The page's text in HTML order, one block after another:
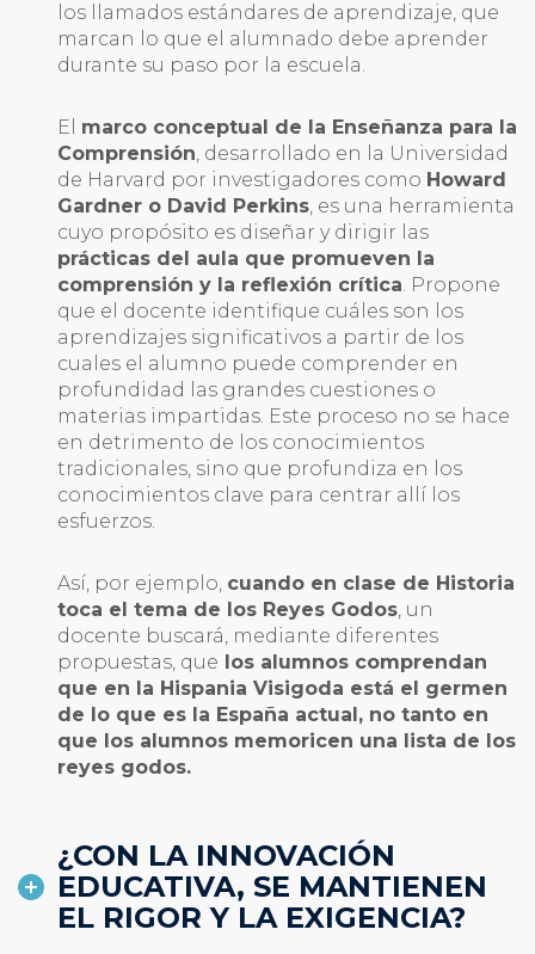
los llamados estándares de aprendizaje, que
marcan lo que el alumnado debe aprender
durante su paso por la escuela.
El marco conceptual de la Enseñanza para la
Comprensión, desarrollado en la Universidad
de Harvard por investigadores como Howard
Gardner o David Perkins, es una herramienta
cuyo propósito es diseñar y dirigir las
prácticas del aula que promueven la
comprensión y la reflexión crítica. Propone
que el docente identifique cuáles son los
aprendizajes significativos a partir de los
cuales el alumno puede comprender en
profundidad las grandes cuestiones o
materias impartidas. Este proceso no se hace
en detrimento de los conocimientos
tradicionales, sino que profundiza en los
conocimientos clave para centrar allí los
esfuerzos.
Así, por ejemplo, cuando en clase de Historia
toca el tema de los Reyes Godos, un
docente buscará, mediante diferentes
propuestas, que los alumnos comprendan
que en la Hispania Visigoda está el germen
de lo que es la España actual, no tanto en
que los alumnos memoricen una lista de los
reyes godos.
¿CON LA INNOVACIÓN
EDUCATIVA, SE MANTIENEN
EL RIGOR Y LA EXIGENCIA?